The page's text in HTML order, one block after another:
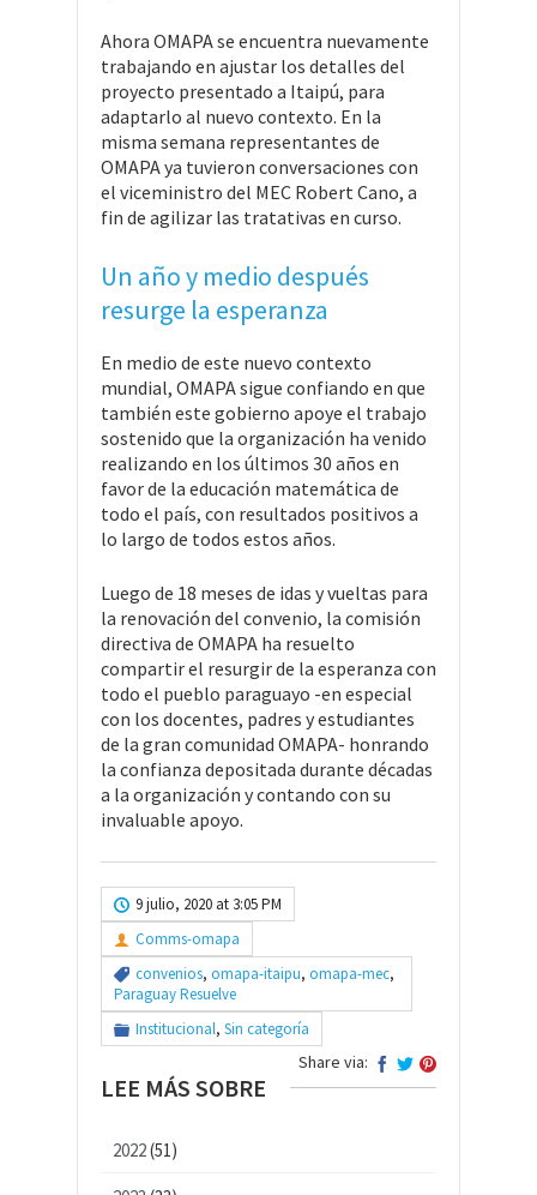
Ahora OMAPA se encuentra nuevamente
trabajando en ajustar los detalles del
proyecto presentado a Itaipú, para
adaptarlo al nuevo contexto. En la
misma semana representantes de
OMAPA ya tuvieron conversaciones con
el viceministro del MEC Robert Cano, a
fin de agilizar las tratativas en curso.
Un año y medio después
resurge la esperanza
En medio de este nuevo contexto
mundial, OMAPA sigue confiando en que
también este gobierno apoye el trabajo
sostenido que la organización ha venido
realizando en los últimos 30 años en
favor de la educación matemática de
todo el país, con resultados positivos a
lo largo de todos estos años.
Luego de 18 meses de idas y vueltas para
la renovación del convenio, la comisión
directiva de OMAPA ha resuelto
compartir el resurgir de la esperanza con
todo el pueblo paraguayo -en especial
con los docentes, padres y estudiantes
de la gran comunidad OMAPA- honrando
la confianza depositada durante décadas
a la organización y contando con su
invaluable apoyo.
9 julio, 2020 at 3:05 PM
Comms-omapa
convenios, omapa-itaipu, omapa-mec,
Paraguay Resuelve
Institucional, Sin categoría
Share via:
LEE MÁS SOBRE
2022(51)